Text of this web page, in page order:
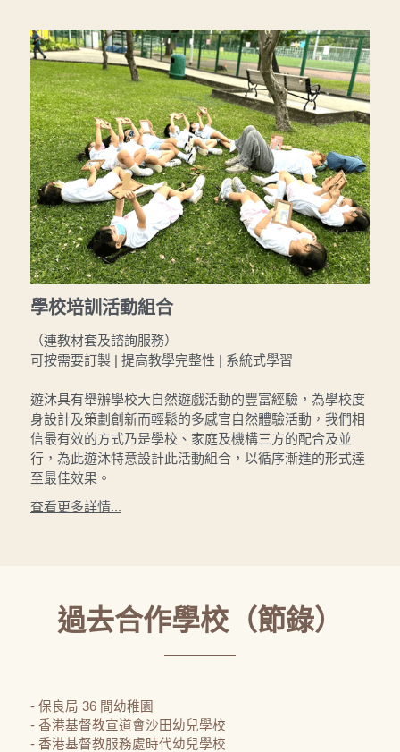
學校培訓活動組合
（連教材套及諮詢服務）
可按需要訂製 | 提高教學完整性 | 系統式學習
遊沐具有舉辦學校大自然遊戲活動的豐富經驗，為學校度
身設計及策劃創新而輕鬆的多感官自然體驗活動，我們相
信最有效的方式乃是學校、家庭及機構三方的配合及並
行，為此遊沐特意設計此活動組合，以循序漸進的形式達
至最佳效果。
查看更多詳情...
過去合作學校（節錄）
- 保良局 36 間幼稚園
- 香港基督教宣道會沙田幼兒學校
- 香港基督教服務處時代幼兒學校